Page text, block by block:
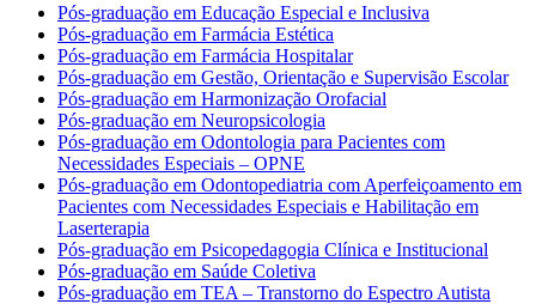
Pós-graduação em Educação Especial e Inclusiva
Pós-graduação em Farmácia Estética
Pós-graduação em Farmácia Hospitalar
Pós-graduação em Gestão, Orientação e Supervisão Escolar
Pós-graduação em Harmonização Orofacial
Pós-graduação em Neuropsicologia
Pós-graduação em Odontologia para Pacientes com
Necessidades Especiais – OPNE
Pós-graduação em Odontopediatria com Aperfeiçoamento em
Pacientes com Necessidades Especiais e Habilitação em
Laserterapia
Pós-graduação em Psicopedagogia Clínica e Institucional
Pós-graduação em Saúde Coletiva
Pós-graduação em TEA – Transtorno do Espectro Autista